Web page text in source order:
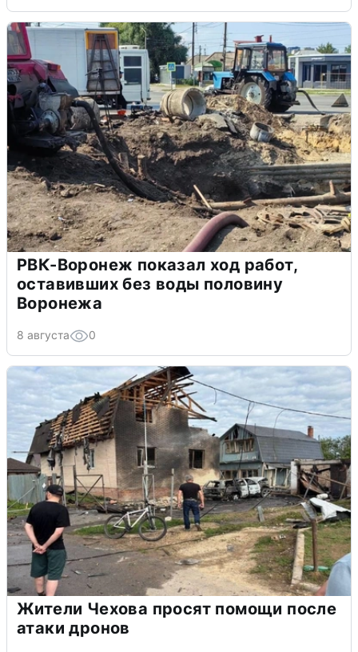
РВК-Воронеж показал ход работ,
оставивших без воды половину
Воронежа
8 августа 0
Жители Чехова просят помощи после
атаки дронов